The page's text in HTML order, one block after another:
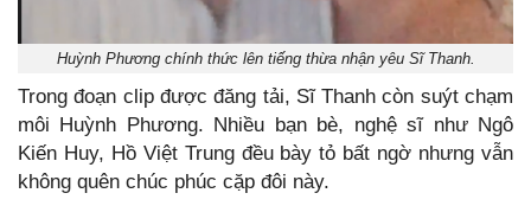
Huỳnh Phương chính thức lên tiếng thừa nhận yêu Sĩ Thanh.
Trong đoạn clip được đăng tải, Sĩ Thanh còn suýt chạm
môi Huỳnh Phương. Nhiều bạn bè, nghệ sĩ như Ngô
Kiến Huy, Hồ Việt Trung đều bày tỏ bất ngờ nhưng vẫn
không quên chúc phúc cặp đôi này.